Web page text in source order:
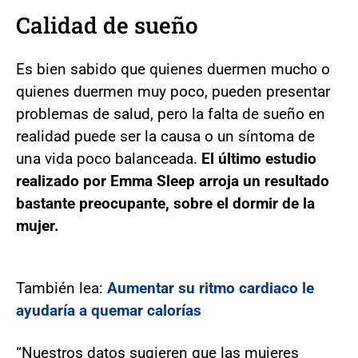
Calidad de sueño
Es bien sabido que quienes duermen mucho o
quienes duermen muy poco, pueden presentar
problemas de salud, pero la falta de sueño en
realidad puede ser la causa o un síntoma de
una vida poco balanceada. El último estudio
realizado por Emma Sleep arroja un resultado
bastante preocupante, sobre el dormir de la
mujer.
También lea: Aumentar su ritmo cardiaco le
ayudaría a quemar calorías
“Nuestros datos sugieren que las mujeres